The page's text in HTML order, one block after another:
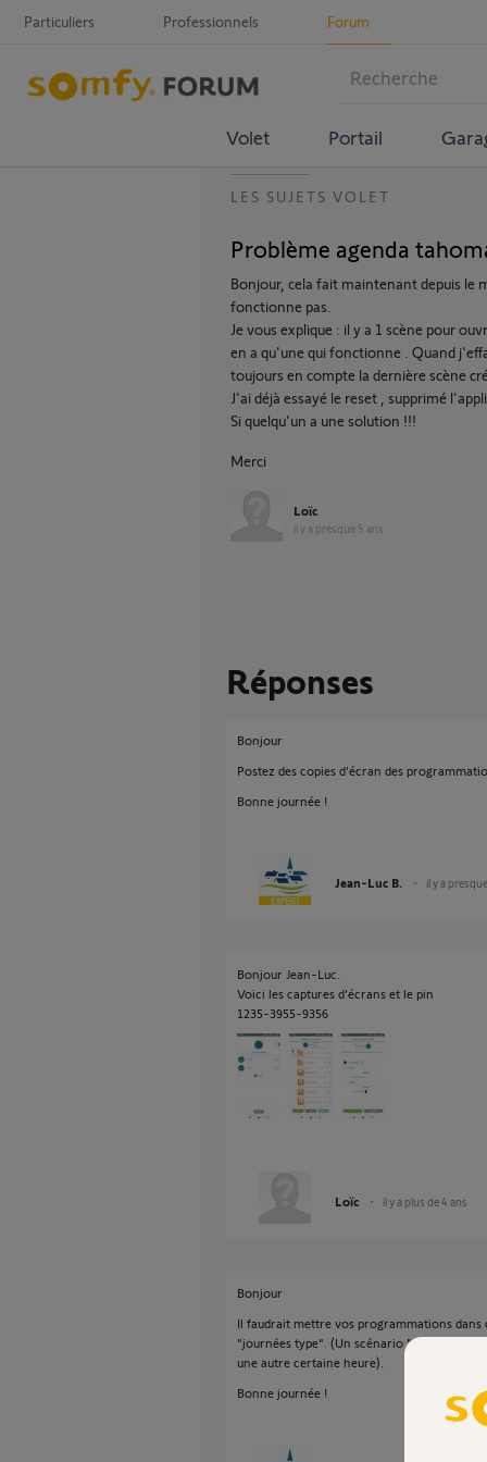
Particuliers Professionnels Forum
Volet Portail
LES SUJETS VOLET
Problème agenda
Bonjour, cela fait maintenant depuis le
fonctionne pas.
Je vous explique : il y a 1 scène pour
en a qu'une qui fonctionne . Quand
toujours en compte la dernière scène
J'ai déjà essayé le reset , supprimé
Si quelqu'un a une solution !!!
Merci
Loïc
il y a presque 5 ans
Réponses
Bonjour
Postez des copies d'écran des
Bonne journée !
Jean-Luc B. il y a
Bonjour Jean-Luc.
Voici les captures d'écrans et le pin
1235-3955-9356
Loïc il y a plus de 4 ans
Bonjour
Il faudrait mettre vos programmations dans
"journées type". (Un scénario "ouverture" à
une autre certaine heure).
Bonne journée !